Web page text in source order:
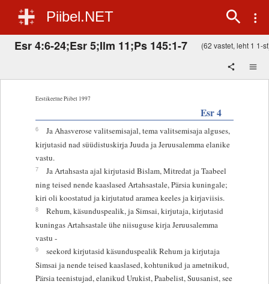
Piibel.NET
Esr 4:6-24;Esr 5;Ilm 11;Ps 145:1-7 (62 vastet, leht 1 1-
Eestikeelne Piibel 1997
Esr 4
6
Ja Ahasverose valitsemisajal, tema valitsemisaja alguses,
kirjutasid nad süüdistuskirja Juuda ja Jeruusalemma elanike
vastu.
7
Ja Artahsasta ajal kirjutasid Bislam, Mitredat ja Taabeel
ning teised nende kaaslased Artahsastale, Pärsia kuningale;
kiri oli koostatud ja kirjutatud aramea keeles ja kirjaviisis.
8
Rehum, käsunduspealik, ja Simsai, kirjutaja, kirjutasid
kuningas Artahsastale ühe niisuguse kirja Jeruusalemma
vastu -
9
seekord kirjutasid käsunduspealik Rehum ja kirjutaja
Simsai ja nende teised kaaslased, kohtunikud ja ametnikud,
Pärsia teenistujad, elanikud Urukist, Paabelist, Suusanist, see